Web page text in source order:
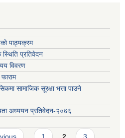
पाठ्यक्रम
प्रतिवेदन
विवरण
सामाजिक सूरक्षा भत्ता पाउने
अध्ययन प्रतिवेदन-२०७६
1 2 3